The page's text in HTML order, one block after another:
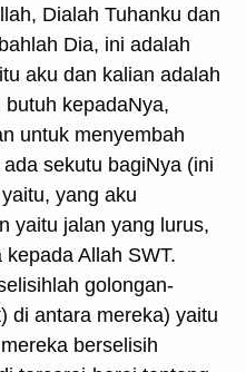
Dialah Tuhanku dan
Dia, ini adalah
aku dan kalian adalah
butuh kepadaNya,
untuk menyembah
sekutu bagiNya (ini
yang aku
yaitu jalan yang lurus,
Allah SWT.
golongan-
di antara mereka) yaitu
berselisih